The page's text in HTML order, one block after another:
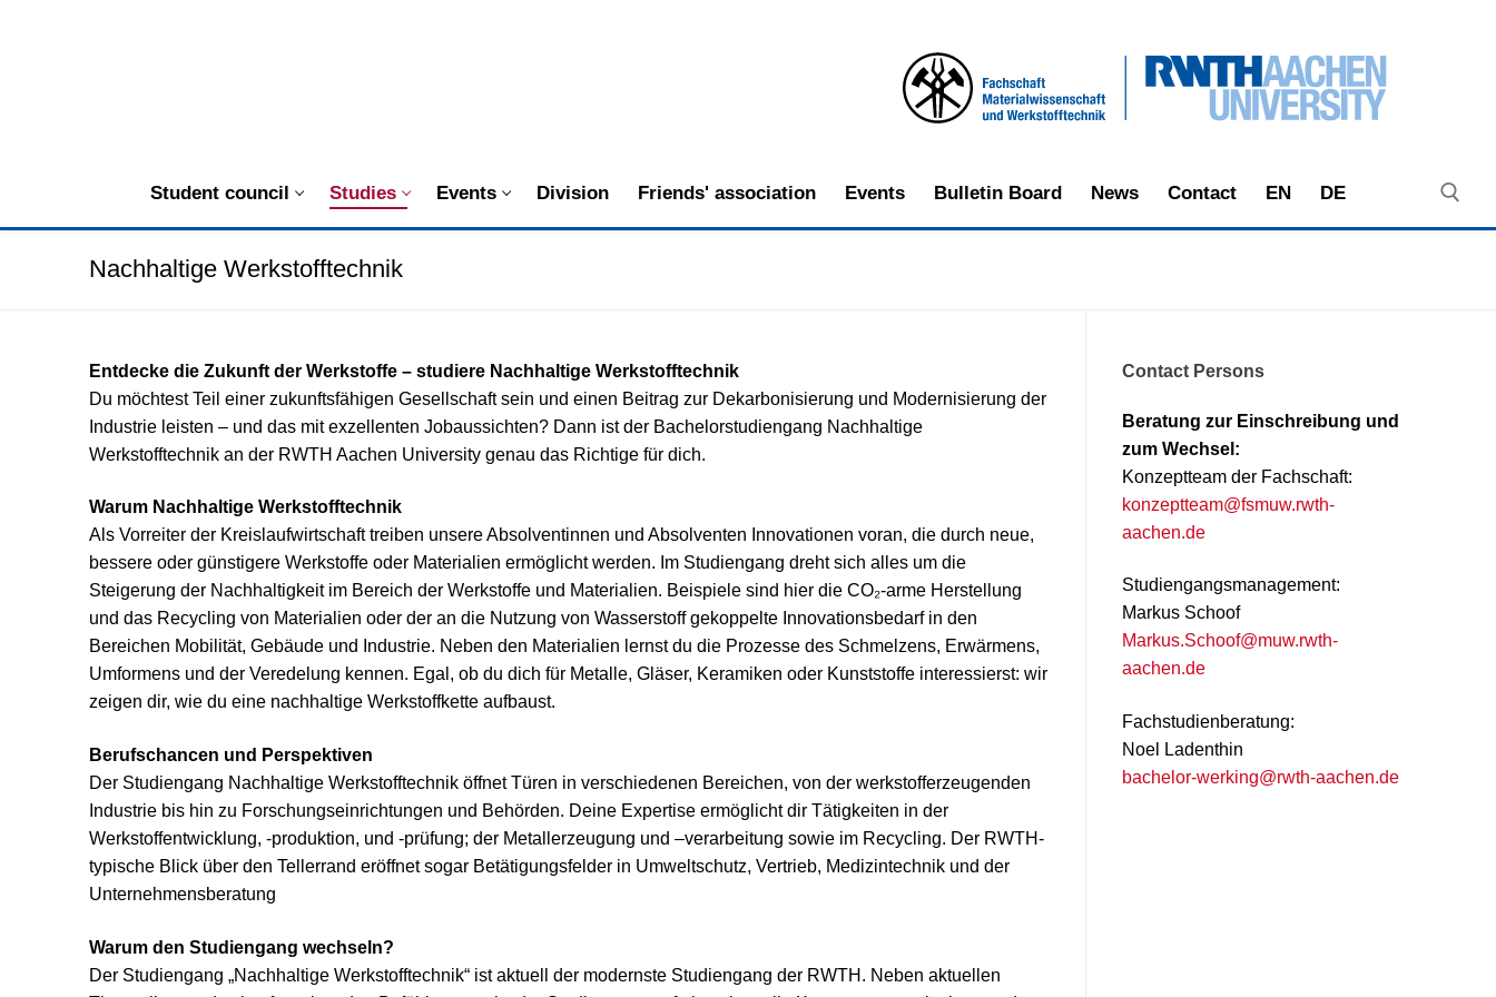
Student council Studies Events Division Friends' association Events Bulletin Board News Contact EN DE
Nachhaltige Werkstofftechnik
Entdecke die Zukunft der Werkstoffe – studiere Nachhaltige Werkstofftechnik
Du möchtest Teil einer zukunftsfähigen Gesellschaft sein und einen Beitrag zur Dekarbonisierung und Modernisierung der
Industrie leisten – und das mit exzellenten Jobaussichten? Dann ist der Bachelorstudiengang Nachhaltige
Werkstofftechnik an der RWTH Aachen University genau das Richtige für dich.
Warum Nachhaltige Werkstofftechnik
Als Vorreiter der Kreislaufwirtschaft treiben unsere Absolventinnen und Absolventen Innovationen voran, die durch neue,
bessere oder günstigere Werkstoffe oder Materialien ermöglicht werden. Im Studiengang dreht sich alles um die
Steigerung der Nachhaltigkeit im Bereich der Werkstoffe und Materialien. Beispiele sind hier die CO₂-arme Herstellung
und das Recycling von Materialien oder der an die Nutzung von Wasserstoff gekoppelte Innovationsbedarf in den
Bereichen Mobilität, Gebäude und Industrie. Neben den Materialien lernst du die Prozesse des Schmelzens, Erwärmens,
Umformens und der Veredelung kennen. Egal, ob du dich für Metalle, Gläser, Keramiken oder Kunststoffe interessierst: wir
zeigen dir, wie du eine nachhaltige Werkstoffkette aufbaust.
Berufschancen und Perspektiven
Der Studiengang Nachhaltige Werkstofftechnik öffnet Türen in verschiedenen Bereichen, von der werkstofferzeugenden
Industrie bis hin zu Forschungseinrichtungen und Behörden. Deine Expertise ermöglicht dir Tätigkeiten in der
Werkstoffentwicklung, -produktion, und -prüfung; der Metallerzeugung und –verarbeitung sowie im Recycling. Der RWTH-
typische Blick über den Tellerrand eröffnet sogar Betätigungsfelder in Umweltschutz, Vertrieb, Medizintechnik und der
Unternehmensberatung
Warum den Studiengang wechseln?
Der Studiengang „Nachhaltige Werkstofftechnik“ ist aktuell der modernste Studiengang der RWTH. Neben aktuellen
Contact Persons
Beratung zur Einschreibung und
zum Wechsel:
Konzeptteam der Fachschaft:
konzeptteam@fsmuw.rwth-
aachen.de
Studiengangsmanagement:
Markus Schoof
Markus.Schoof@muw.rwth-
aachen.de
Fachstudienberatung:
Noel Ladenthin
bachelor-werking@rwth-aachen.de